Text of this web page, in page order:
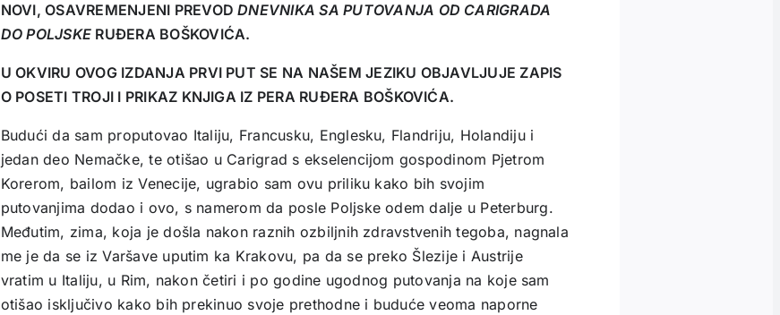
NOVI, OSAVREMENJENI PREVODDNEVNIKA SA PUTOVANJA OD CARIGRADA
DO POLJSKE RUĐERA BOŠKOVIĆA.
U OKVIRU OVOG IZDANJA PRVI PUT SE NA NAŠEM JEZIKU OBJAVLJUJE ZAPIS
O POSETI TROJI I PRIKAZ KNJIGA IZ PERA RUĐERA BOŠKOVIĆA.
Budući da sam proputovao Italiju, Francusku, Englesku, Flandriju, Holandiju i
jedan deo Nemačke, te otišao u Carigrad s ekselencijom gospodinom Pjetrom
Korerom, bailom iz Venecije, ugrabio sam ovu priliku kako bih svojim
putovanjima dodao i ovo, s namerom da posle Poljske odem dalje u Peterburg.
Međutim, zima, koja je došla nakon raznih ozbiljnih zdravstvenih tegoba, nagnala
me je da se iz Varšave uputim ka Krakovu, pa da se preko Šlezije i Austrije
vratim u Italiju, u Rim, nakon četiri i po godine ugodnog putovanja na koje sam
otišao isključivo kako bih prekinuo svoje prethodne i buduće veoma naporne